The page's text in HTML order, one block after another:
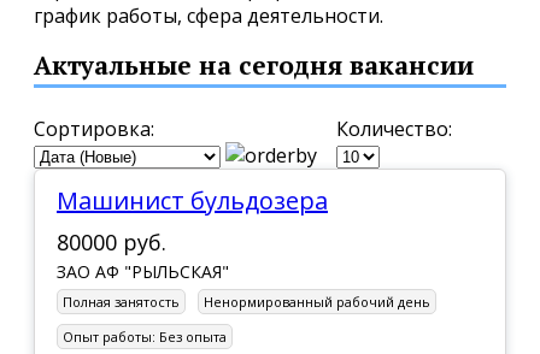
график работы, сфера деятельности.
Актуальные на сегодня вакансии
Сортировка: Количество:
Машинист бульдозера
80000 руб.
ЗАО АФ "РЫЛЬСКАЯ"
Полная занятость
Ненормированный рабочий день
Опыт работы: Без опыта